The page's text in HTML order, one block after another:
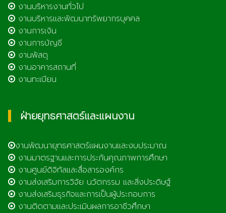
งานบริหารงานทั่วไป
งานบริหารและพัฒนาทรัพยากรบุคคล
งานการเงิน
งานการบัญชี
งานพัสดุ
งานอาคารสถานที่
งานทะเบียน
ฝ่ายยุทธศาสตร์และแผนงาน
งานพัฒนายุทธศาสตร์แผนงานและงบประมาณ
งานมาตรฐานและการประกันคุณภาพการศึกษา
งานศูนย์ดิจิทัลและสื่อสารองค์กร
งานส่งเสริมการวิจัย นวัตกรรม และสิ่งประดิษฐ์
งานส่งเสริมธุรกิจและการเป็นผู้ประกอบการ
งานติดตามและประเมินผลการอาชีวศึกษา